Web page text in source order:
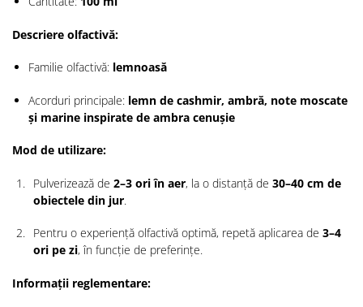
Descriere olfactivă:
Familie olfactivă: lemnoasă
Acorduri principale: lemn de cashmir, ambră, note moscate
și marine inspirate de ambra cenușie
Mod de utilizare:
Pulverizează de 2–3 ori în aer, la o distanță de 30–40 cm de
obiectele din jur.
Pentru o experiență olfactivă optimă, repetă aplicarea de 3–4
ori pe zi, în funcție de preferințe.
Informații reglementare: